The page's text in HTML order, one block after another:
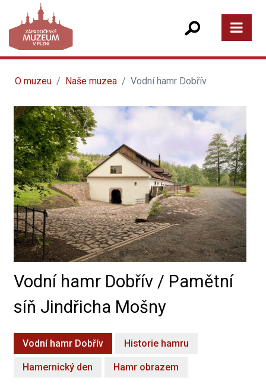
O muzeu Naše muzea Vodní hamr Dobřív
Vodní hamr Dobřív / Pamětní
síň Jindřicha Mošny
Vodní hamr Dobřív Historie hamru
Hamernický den Hamr obrazem